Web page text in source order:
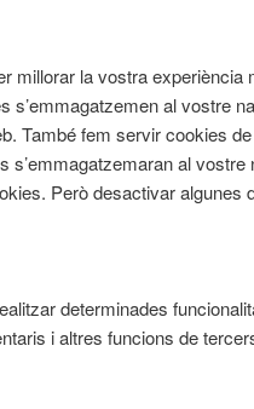
millorar la vostra
al vostre
També fem servir cookies
s’emmagatzemaran al
Però desactivar
determinades
i altres funcions de